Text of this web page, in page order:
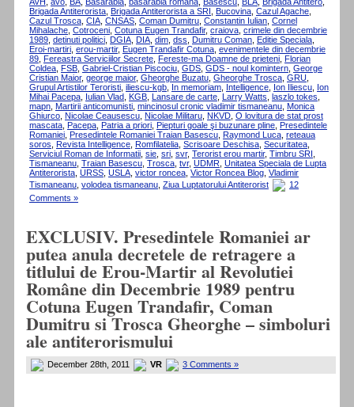
Brigada Antiterorista
Brigada Antiterorista a SRI Bucovina Cazul Agache
Cazul Trosca CIA CNSAS Coman Dumitru Constantin Iulian Cornel
Mihalache Cotroceni Cotuna Eugen Trandafir, craiova crimele din decembrie
1989 detinuti politici DGIA DIA dim dss Dumitru Coman Editie Speciala
Eroi-martiri erou-martir, Eugen Trandafir Cotuna evenimentele din decembrie
89
Fereastra Serviciilor Secrete Fereste-ma Doamne de prieteni
Florian
Coldea
FSB Gabriel-Cristian Piscociu GDS GDS - noul komintern George
Cristian Maior, george maior, Gheorghe Buzatu Gheorghe Trosca GRU
Grupul Artistilor Teroristi iliescu-kgb In memoriam Intelligence Ion Iliescu
Ion
Mihai Pacepa
Iulian Vlad KGB Lansare de carte Larry Watts laszlo tokes
mapn Martirii anticomunisti mincinosul cronic vladimir tismaneanu Monica
Ghiurco Nicolae Ceausescu Nicolae Militaru NKVD O lovitura de stat prost
mascata
Pacepa Patria a priori Piepturi goale şi buzunare pline
Presedintele
Romaniei
Presedintele Romaniei Traian Basescu Raymond Luca reteaua
soros
Revista Intelligence Romfilatelia Scrisoare Deschisa Securitatea
Serviciul Roman de Informatii sie sri svr, Terorist erou martir, Timbru SRI
Tismaneanu Traian Basescu Trosca tvr, UDMR Unitatea Speciala de Lupta
Antiterorista URSS USLA victor roncea Victor Roncea Blog Vladimir
Tismaneanu volodea tismaneanu Ziua Luptatorului Antiterorist
12
Comments »
EXCLUSIV. Presedintele Romaniei ar
putea anula decretele de retragere a
titlului de Erou-Martir al Revolutiei
Române din Decembrie 1989 pentru
Cotuna Eugen Trandafir, Coman
Dumitru si Trosca Gheorghe – simboluri
ale antiterorismului
December 28th, 2011 VR 3 Comments »